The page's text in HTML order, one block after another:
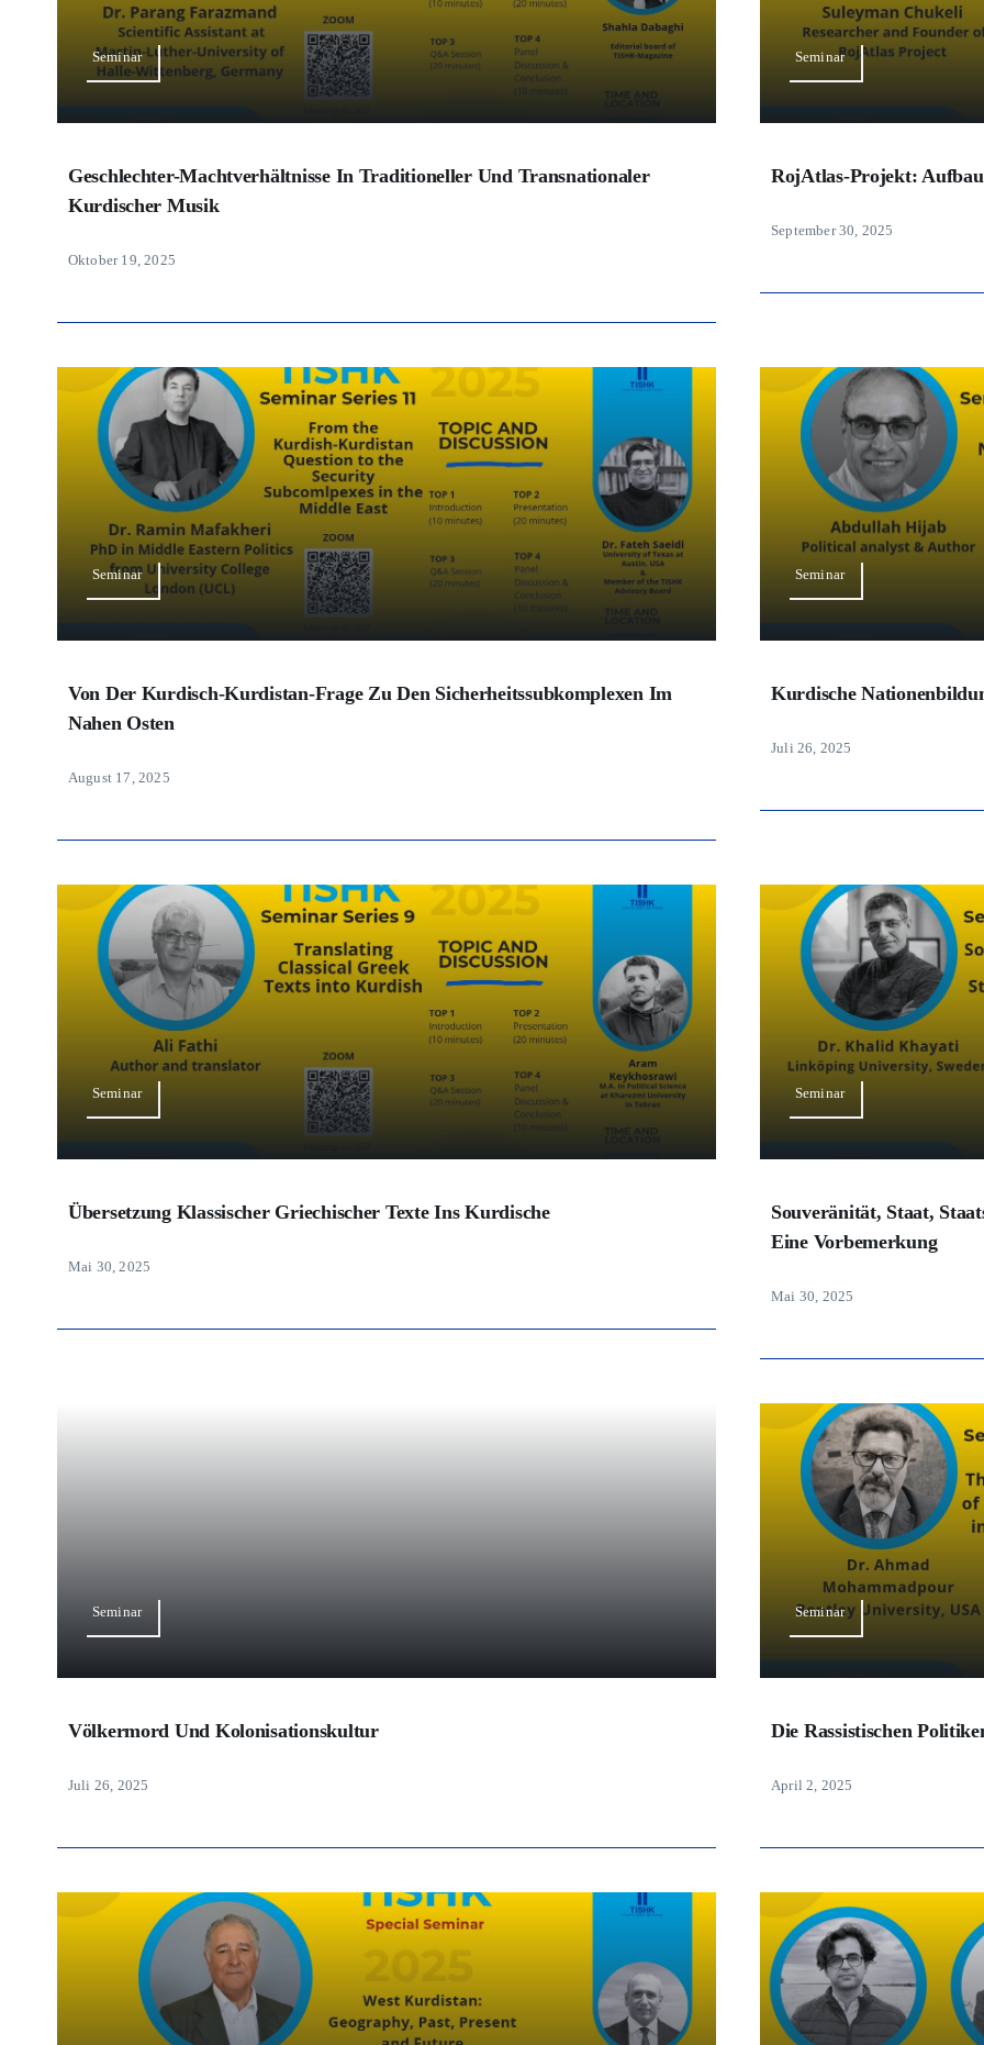
Seminar
Geschlechter-Machtverhältnisse In Traditioneller Und Transnationaler
Kurdischer Musik
Oktober 19, 2025
Seminar
RojAtlas-Projekt:
September 30, 2025
Seminar
Von Der Kurdisch-Kurdistan-Frage Zu Den Sicherheitssubkomplexen Im
Nahen Osten
August 17, 2025
Seminar
Kurdische
Juli 26, 2025
Seminar
Übersetzung Klassischer Griechischer Texte Ins Kurdische
Mai 30, 2025
Seminar
Souveränität, Staat,
Eine Vorbemerkung
Mai 30, 2025
Seminar
Völkermord Und Kolonisationskultur
Juli 26, 2025
Seminar
Die Rassistischen
April 2, 2025